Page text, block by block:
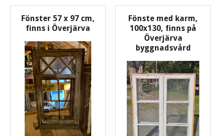
Fönster 57 x 97 cm,
finns i Överjärva
Fönste med karm,
100x130, finns på
Överjärva
byggnadsvård